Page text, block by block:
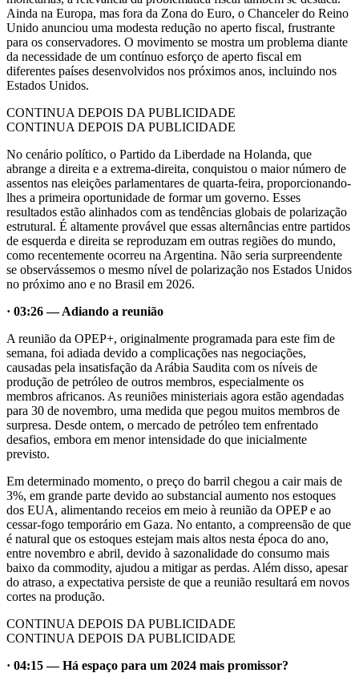
Ainda na Europa, mas fora da Zona do Euro, o Chanceler do Reino
Unido anunciou uma modesta redução no aperto fiscal, frustrante
para os conservadores. O movimento se mostra um problema diante
da necessidade de um contínuo esforço de aperto fiscal em
diferentes países desenvolvidos nos próximos anos, incluindo nos
Estados Unidos.
CONTINUA DEPOIS DA PUBLICIDADE
CONTINUA DEPOIS DA PUBLICIDADE
No cenário político, o Partido da Liberdade na Holanda, que
abrange a direita e a extrema-direita, conquistou o maior número de
assentos nas eleições parlamentares de quarta-feira, proporcionando-
lhes a primeira oportunidade de formar um governo. Esses
resultados estão alinhados com as tendências globais de polarização
estrutural. É altamente provável que essas alternâncias entre partidos
de esquerda e direita se reproduzam em outras regiões do mundo,
como recentemente ocorreu na Argentina. Não seria surpreendente
se observássemos o mesmo nível de polarização nos Estados Unidos
no próximo ano e no Brasil em 2026.
· 03:26 — Adiando a reunião
A reunião da OPEP+, originalmente programada para este fim de
semana, foi adiada devido a complicações nas negociações,
causadas pela insatisfação da Arábia Saudita com os níveis de
produção de petróleo de outros membros, especialmente os
membros africanos. As reuniões ministeriais agora estão agendadas
para 30 de novembro, uma medida que pegou muitos membros de
surpresa. Desde ontem, o mercado de petróleo tem enfrentado
desafios, embora em menor intensidade do que inicialmente
previsto.
Em determinado momento, o preço do barril chegou a cair mais de
3%, em grande parte devido ao substancial aumento nos estoques
dos EUA, alimentando receios em meio à reunião da OPEP e ao
cessar-fogo temporário em Gaza. No entanto, a compreensão de que
é natural que os estoques estejam mais altos nesta época do ano,
entre novembro e abril, devido à sazonalidade do consumo mais
baixo da commodity, ajudou a mitigar as perdas. Além disso, apesar
do atraso, a expectativa persiste de que a reunião resultará em novos
cortes na produção.
CONTINUA DEPOIS DA PUBLICIDADE
CONTINUA DEPOIS DA PUBLICIDADE
· 04:15 — Há espaço para um 2024 mais promissor?